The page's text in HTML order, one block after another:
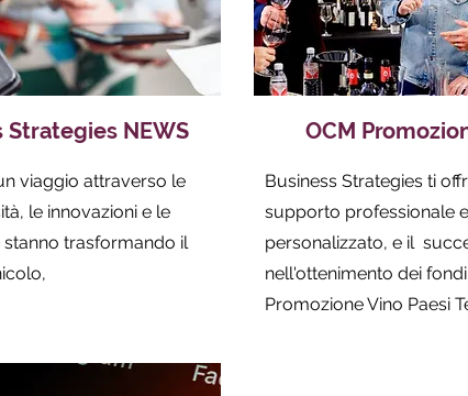
Strategies NEWS
viaggio attraverso le
le innovazioni e le
stanno trasformando il
OCM
Business Strategies ti
supporto professionale
personalizzato, e il
nell'ottenimento dei
Promozione Vino Paesi